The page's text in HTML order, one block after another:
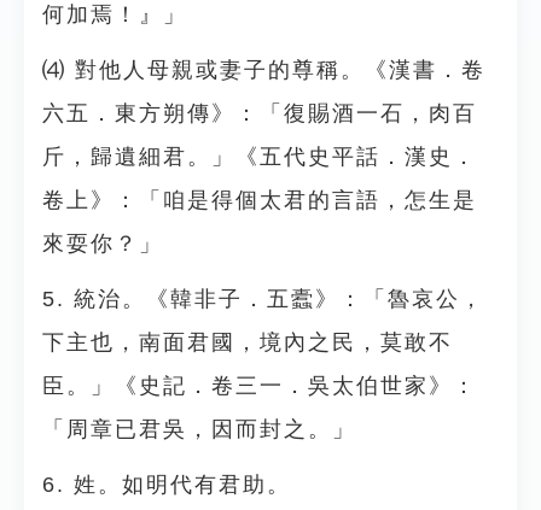
何加焉！』」
⑷ 對他人母親或妻子的尊稱。《漢書．卷
六五．東方朔傳》：「復賜酒一石，肉百
斤，歸遺細君。」《五代史平話．漢史．
卷上》：「咱是得個太君的言語，怎生是
來耍你？」
5. 統治。《韓非子．五蠹》：「魯哀公，
下主也，南面君國，境內之民，莫敢不
臣。」《史記．卷三一．吳太伯世家》：
「周章已君吳，因而封之。」
6. 姓。如明代有君助。